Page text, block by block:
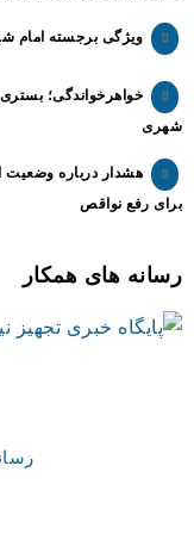
ویژگی برجسته امام
خواهرخواندگی؛
شهری
هشدار درباره وضعیت
برای رفع نواقص
رسانه های همکار